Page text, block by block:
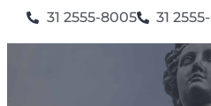
31 2555-8005 31